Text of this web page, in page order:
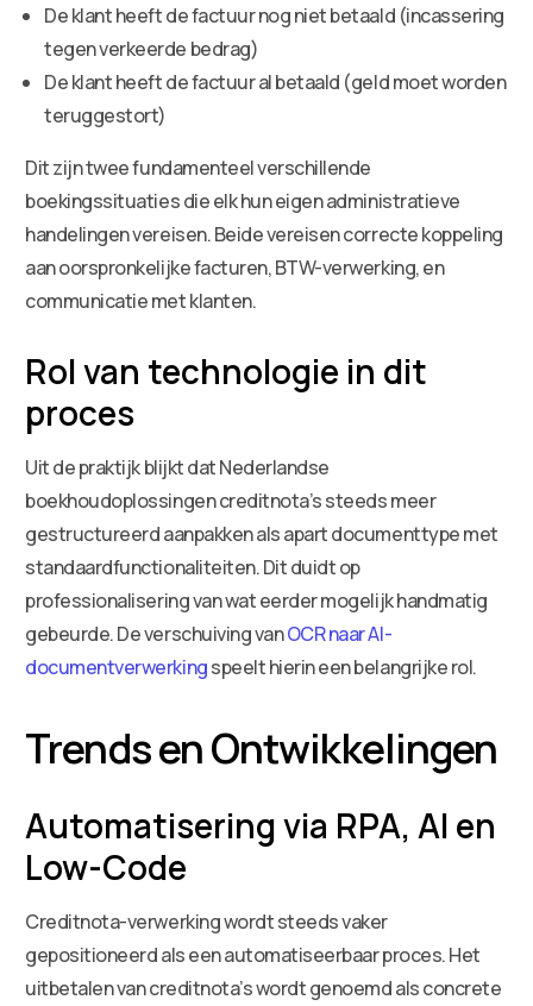
De klant heeft de factuur nog niet betaald (incassering
tegen verkeerde bedrag)
De klant heeft de factuur al betaald (geld moet worden
teruggestort)
Dit zijn twee fundamenteel verschillende
boekingssituaties die elk hun eigen administratieve
handelingen vereisen. Beide vereisen correcte koppeling
aan oorspronkelijke facturen, BTW-verwerking, en
communicatie met klanten.
Rol van technologie in dit
proces
Uit de praktijk blijkt dat Nederlandse
boekhoudoplossingen creditnota’s steeds meer
gestructureerd aanpakken als apart documenttype met
standaardfunctionaliteiten. Dit duidt op
professionalisering van wat eerder mogelijk handmatig
gebeurde. De verschuiving vanOCR naar AI-
documentverwerkingspeelt hierin een belangrijke rol.
Trends en Ontwikkelingen
Automatisering via RPA, AI en
Low-Code
Creditnota-verwerking wordt steeds vaker
gepositioneerd als een automatiseerbaar proces. Het
uitbetalen van creditnota’s wordt genoemd als concrete